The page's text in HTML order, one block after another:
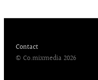
Contact
© Co.mixmedia 2026